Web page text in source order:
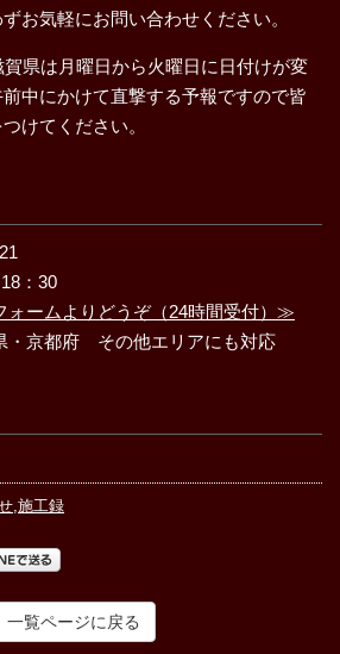
お気軽にお問い合わせください。
県は月曜日から火曜日に日付けが変
中にかけて直撃する予報ですので皆
けてください。
：30
ォームよりどうぞ（24時間受付）≫
・京都府 その他エリアにも対応
,施工録
一覧ページに戻る